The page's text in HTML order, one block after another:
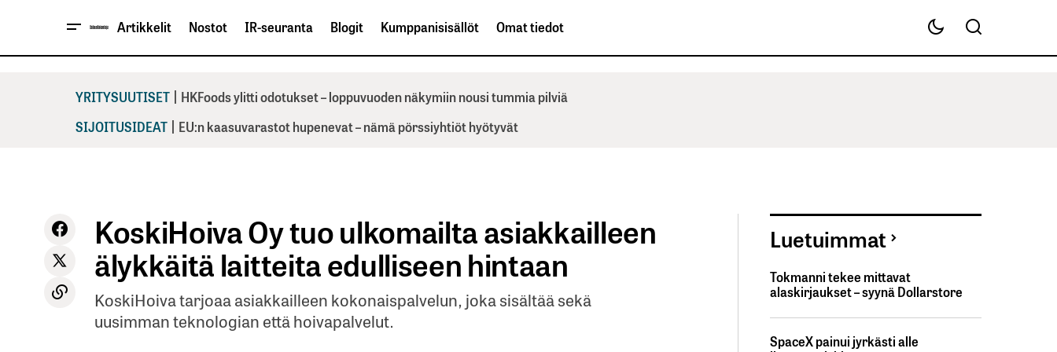
Artikkelit Nostot IR-seuranta Blogit Kumppanisisällöt Omat tiedot
YRITYSUUTISET | HKFoods ylitti odotukset – loppuvuoden näkymiin nousi tummia pilviä
SIJOITUSIDEAT | EU:n kaasuvarastot hupenevat – nämä pörssiyhtiöt hyötyvät
KoskiHoiva Oy tuo ulkomailta asiakkailleen
älykkäitä laitteita edulliseen hintaan
KoskiHoiva tarjoaa asiakkailleen kokonaispalvelun, joka sisältää sekä
uusimman teknologian että hoivapalvelut.
Luetuimmat
Tokmanni tekee mittavat
alaskirjaukset – syynä Dollarstore
SpaceX painui jyrkästi alle